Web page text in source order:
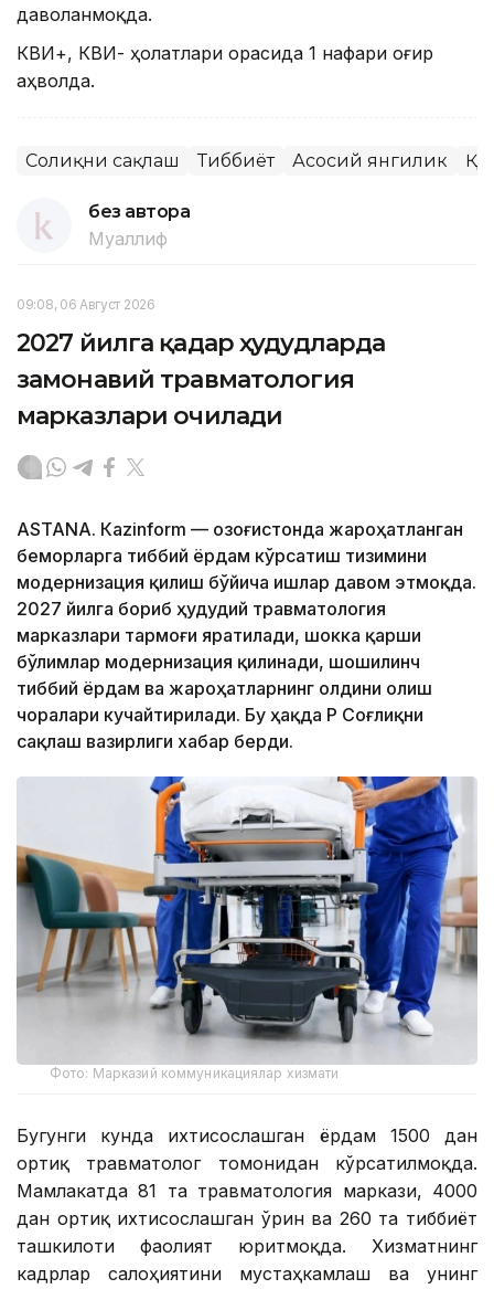
даволанмоқда.
КВИ+, КВИ- ҳолатлари орасида 1 нафари оғир
аҳволда.
Соғлиқни сақлаш Тиббиёт Асосий янгилик ҚР
без автора
Муаллиф
09:08, 06 Август 2026
2027 йилга қадар ҳудудларда
замонавий травматология
марказлари очилади
ASTANА. Кazinform — Қозоғистонда жароҳатланган
беморларга тиббий ёрдам кўрсатиш тизимини
модернизация қилиш бўйича ишлар давом этмоқда.
2027 йилга бориб ҳудудий травматология
марказлари тармоғи яратилади, шокка қарши
бўлимлар модернизация қилинади, шошилинч
тиббий ёрдам ва жароҳатларнинг олдини олиш
чоралари кучайтирилади. Бу ҳақда ҚР Соғлиқни
сақлаш вазирлиги хабар берди.
Фото: Марказий коммуникациялар хизмати
Бугунги кунда ихтисослашган ёрдам 1500 дан
ортиқ травматолог томонидан кўрсатилмоқда.
Мамлакатда 81 та травматология маркази, 4000
дан ортиқ ихтисослашган ўрин ва 260 та тиббиёт
ташкилоти фаолият юритмоқда. Хизматнинг
кадрлар салоҳиятини мустаҳкамлаш ва унинг